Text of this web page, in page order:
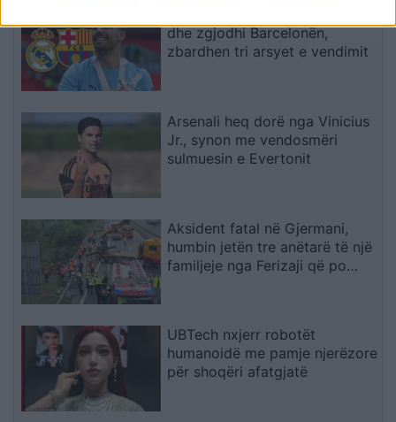
dhe zgjodhi Barcelonën,
zbardhen tri arsyet e vendimit
Arsenali heq dorë nga Vinicius
Jr., synon me vendosmëri
sulmuesin e Evertonit
Aksident fatal në Gjermani,
humbin jetën tre anëtarë të një
familjeje nga Ferizaji që po
UBTech nxjerr robotët
humanoidë me pamje njerëzore
për shoqëri afatgjatë